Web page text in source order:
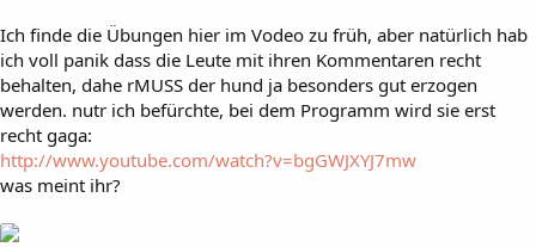
Ich finde die Übungen hier im Vodeo zu früh, aber natürlich hab
ich voll panik dass die Leute mit ihren Kommentaren recht
behalten, dahe rMUSS der hund ja besonders gut erzogen
werden. nutr ich befürchte, bei dem Programm wird sie erst
recht gaga:
http://www.youtube.com/watch?v=bgGWJXYJ7mw
was meint ihr?